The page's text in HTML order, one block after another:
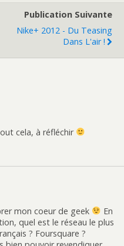
Publication Suivante
Nike+ 2012 - Du Teasing
Dans L'air !
cela, à réfléchir
mon coeur de geek
En
quel est le réseau le plus
? Foursquare ?